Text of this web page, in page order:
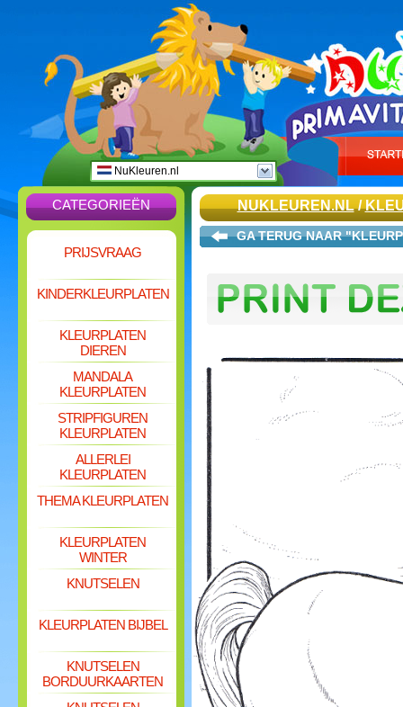
NuKleuren.nl
CATEGORIEËN
PRIJSVRAAG
KINDERKLEURPLATEN
KLEURPLATEN
DIEREN
MANDALA
KLEURPLATEN
STRIPFIGUREN
KLEURPLATEN
ALLERLEI
KLEURPLATEN
THEMA KLEURPLATEN
KLEURPLATEN
WINTER
KNUTSELEN
KLEURPLATEN BIJBEL
KNUTSELEN
BORDUURKAARTEN
NUKLEUREN.NL/
GA TERUG NAAR